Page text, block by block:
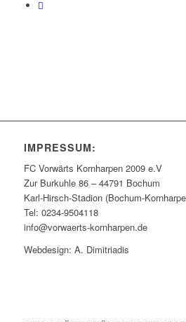
IMPRESSUM:
FC Vorwärts Kornharpen 2009 e.V
Zur Burkuhle 86 – 44791 Bochum
Karl-Hirsch-Stadion (Bochum-
Tel: 0234-9504118
info@vorwaerts-kornharpen.de
Webdesign: A. Dimitriadis